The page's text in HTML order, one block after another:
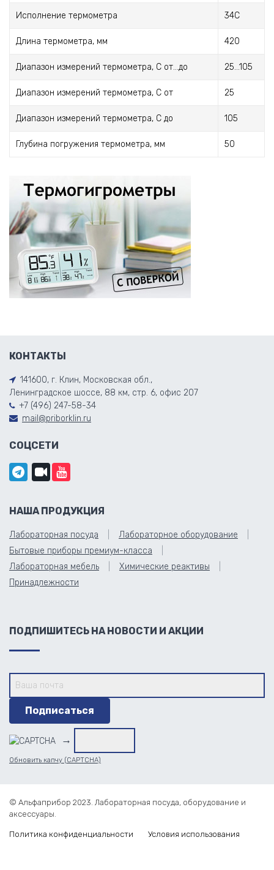
Исполнение термометра 34C
Длина термометра, мм 420
Диапазон измерений термометра, С от...до 25...105
Диапазон измерений термометра, С от 25
Диапазон измерений термометра, С до 105
Глубина погружения термометра, мм 50
КОНТАКТЫ
141600, г. Клин, Московская обл.,
Ленинградское шоссе, 88 км, стр. 6, офис 207
+7 (496) 247-58-34
mail@priborklin.ru
СОЦСЕТИ
НАША ПРОДУКЦИЯ
Лабораторная посуда
Лабораторное оборудование
Бытовые приборы премиум-класса
Лабораторная мебель
Химические реактивы
Принадлежности
ПОДПИШИТЕСЬ НА НОВОСТИ И АКЦИИ
→
Обновить капчу (CAPTCHA)
© Альфаприбор 2023. Лабораторная посуда, оборудование и
аксессуары.
Политика конфиденциальности Условия использования